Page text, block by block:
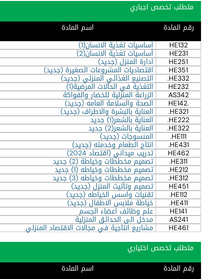
متطلب تخصص اجباري
رقم المادة اسم المادة
HE132 أساسيات تغذية الانسان(1)
HE231 أساسيات تغذية الانسان(2)
HE251 ادارة المنزل (جديد)
HE351 اقتصاديات المشروعات الصغيرة (جديد)
HE332. التصنيع الغذائي المنزلي (جديد)
HE232 التغذية في الحالات المرضية(1)
AS342 الزراعة المنزلية للخضار والفواكة
.HE142 الصحة والسلامة العامه (جديد)
HE321. العناية بالبشرة والاطراف (جديد)
HE222. العناية بالشعر(1) جديد
HE322. العناية بالشعر(2) جديد
HE111. المنسوجات (جديد)
HE431. انتاج الطعام وخدمته (جديد)
HE462 تدريب ميداني (اقتصاد 2024)
HE311. تصميم مخططات وخياطة (2) جديد
HE212. تصميم مخططات وخياطه (1) جديد
HE312. تصميم مخططات وخياطه (3) جديد
HE451 تصميم وتأثيث المنزل (جديد)
HE112. تقنيات واسس الخياطه (جديد)
HE411. خياطة ملابس الاطفال (جديد)
HE141 علم وظائف اعضاء الجسم
AS241 مدخل الى الحدائق المنزلية
HE461 مشاريع انتاجية في مجالات الاقتصاد المنزلي
متطلب تخصص اختياري
رقم المادة اسم المادة